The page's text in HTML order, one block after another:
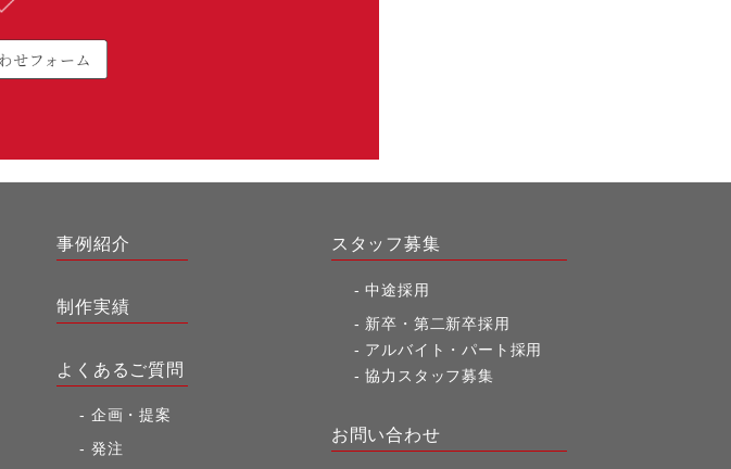
事例紹介
制作実績
よくあるご質問
企画・提案
発注
スタッフ募集
中途採用
新卒・第二新卒採用
アルバイト・パート採用
協力スタッフ募集
お問い合わせ